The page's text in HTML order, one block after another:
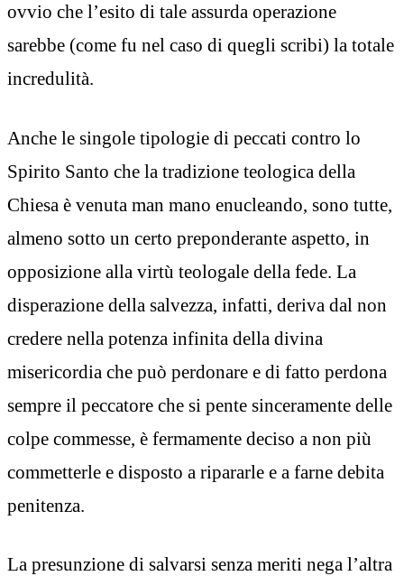
ovvio che l’esito di tale assurda operazione
sarebbe (come fu nel caso di quegli scribi) la totale
incredulità.
Anche le singole tipologie di peccati contro lo
Spirito Santo che la tradizione teologica della
Chiesa è venuta man mano enucleando, sono tutte,
almeno sotto un certo preponderante aspetto, in
opposizione alla virtù teologale della fede. La
disperazione della salvezza, infatti, deriva dal non
credere nella potenza infinita della divina
misericordia che può perdonare e di fatto perdona
sempre il peccatore che si pente sinceramente delle
colpe commesse, è fermamente deciso a non più
commetterle e disposto a ripararle e a farne debita
penitenza.
La presunzione di salvarsi senza meriti nega l’altra